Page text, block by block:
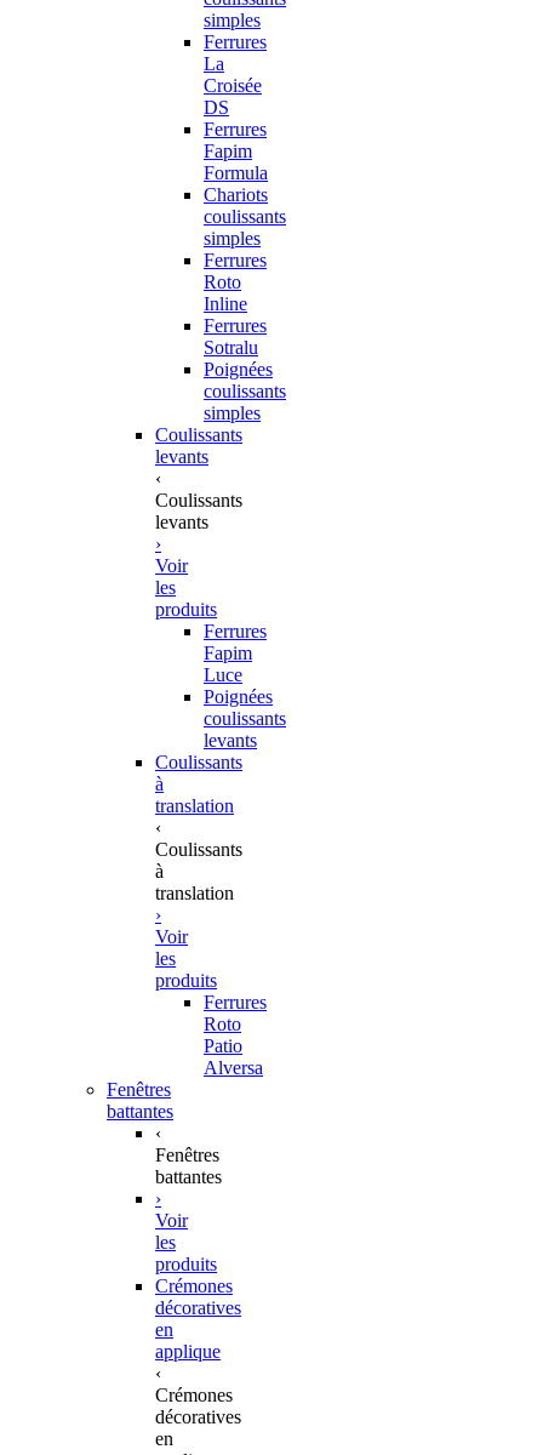
simples
Ferrures
La
Croisée
DS
Ferrures
Fapim
Formula
Chariots
coulissants
simples
Ferrures
Roto
Inline
Ferrures
Sotralu
Poignées
coulissants
simples
Coulissants
levants
‹
Coulissants
levants
›
Voir
les
produits
Ferrures
Fapim
Luce
Poignées
coulissants
levants
Coulissants
à
translation
‹
Coulissants
à
translation
›
Voir
les
produits
Ferrures
Roto
Patio
Alversa
Fenêtres
battantes
‹
Fenêtres
battantes
›
Voir
les
produits
Crémones
décoratives
en
applique
‹
Crémones
décoratives
en